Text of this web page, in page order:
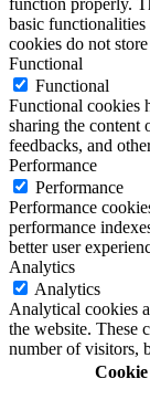
basic functionalities
cookies do not
Functional
Functional
Functional cookies
sharing the content
feedbacks, and
Performance
Performance
Performance
performance
better user
Analytics
Analytics
Analytical cookies
the website. These
number of visitors,
Cookie